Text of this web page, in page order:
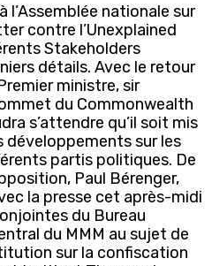
l’Assemblée nationale sur
contre l’Unexplained
Stakeholders
détails. Avec le retour
ministre, sir
du Commonwealth
s’attendre qu’il soit mis
développements sur les
partis politiques. De
Paul Bérenger,
la presse cet après-midi
du Bureau
du MMM au sujet de
sur la confiscation